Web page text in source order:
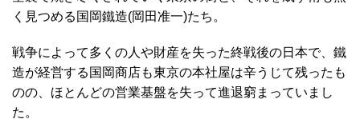
く見つめる国岡鐵造(岡田准一)たち。
戦争によって多くの人や財産を失った終戦後の日本で、鐵
造が経営する国岡商店も東京の本社屋は辛うじて残ったも
のの、ほとんどの営業基盤を失って進退窮まっていまし
た。